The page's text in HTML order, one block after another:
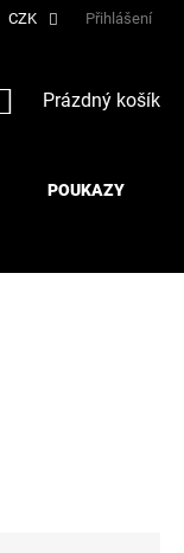
CZK Přihlášení
NÁKUPNÍ
Prázdný košík
POUKAZY